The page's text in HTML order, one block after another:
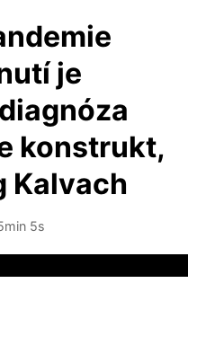
je
konstrukt,
Kalvach
5s